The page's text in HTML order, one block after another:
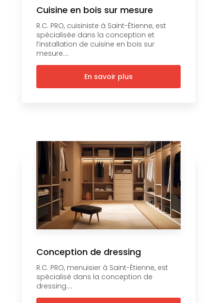
Cuisine en bois sur mesure
R.C. PRO, cuisiniste à Saint-Étienne, est
spécialisée dans la conception et
l’installation de cuisine en bois sur
mesure....
En savoir plus
Conception de dressing
R.C. PRO, menuisier à Saint-Étienne, est
spécialisé dans la conception de
dressing....